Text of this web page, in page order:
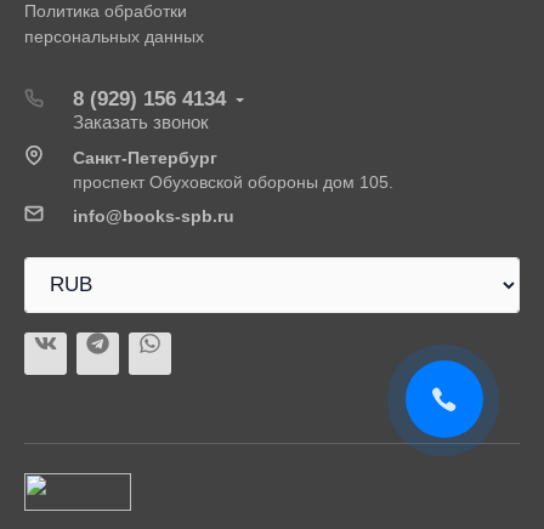
Политика обработки
персональных данных
8 (929) 156 4134
Заказать звонок
Санкт-Петербург
проспект Обуховской обороны дом 105.
info@books-spb.ru